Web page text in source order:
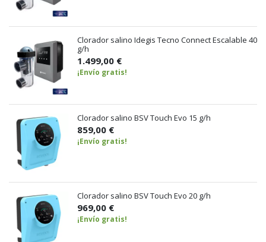
Clorador salino Idegis Tecno Connect Escalable 40
g/h
1.499,00 €
¡Envío gratis!
Clorador salino BSV Touch Evo 15 g/h
859,00 €
¡Envío gratis!
Clorador salino BSV Touch Evo 20 g/h
969,00 €
¡Envío gratis!